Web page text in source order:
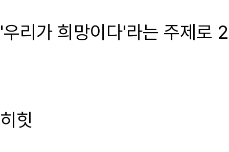
'우리가 희망이다'라는 주제로
히힛